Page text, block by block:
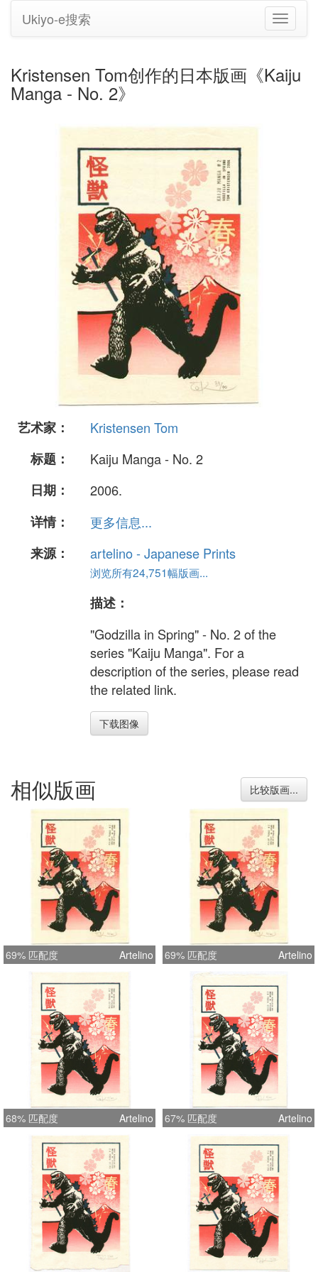
切
换
Ukiyo-e搜索
Kristensen Tom创作的日本版画《Kaiju
Manga - No. 2》
艺术家：
Kristensen Tom
标题：
Kaiju Manga - No. 2
日期：
2006.
详情：
更多信息...
来源：
artelino - Japanese Prints
浏览所有24,751幅版画...
描述：
"Godzilla in Spring" - No. 2 of the
series "Kaiju Manga". For a
description of the series, please read
the related link.
下载图像
相似版画 比较版画...
69% 匹配度 Artelino 69% 匹配度 Artelino
68% 匹配度 Artelino 67% 匹配度 Artelino